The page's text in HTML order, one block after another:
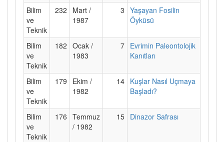
Bilim
ve
Teknik
232
Mart /
1987
3 Yaşayan Fosilin
Öyküsü
Bilim
ve
Teknik
182 Ocak /
1983
7 Evrimin Paleontolojik
Kanıtları
Bilim
ve
Teknik
179
Ekim /
1982
14 Kuşlar Nasıl Uçmaya
Başladı?
Bilim
ve
Teknik
176 Temmuz
/ 1982
15 Dinazor Safrası